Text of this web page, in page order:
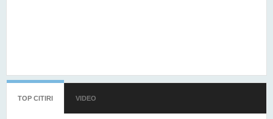
TOP CITIRI (TAB ACTIV)
VIDEO